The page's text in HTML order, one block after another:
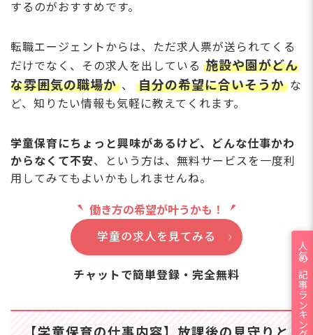
するのがおすすめです。
転職エージェントからは、ただ求人票が送られてくる
だけでなく、その求人を出している 施設や園がどん
な雰囲気の職場か 、 自分の希望に合いそうか な
ど、知りたい情報も気軽に教えてくれます。
学童保育にちょっと興味があるけど、どんな仕事かわ
からなくて不安、という方は、無料サービスを一度利
用してみてもよいかもしれませんね。
働き方の希望が叶うかも！
学童の求人を見てみる
チャットで簡単登録・完全無料 人気の記事ランキング